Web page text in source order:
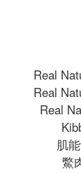
Real
Real
Real
肌
鱉